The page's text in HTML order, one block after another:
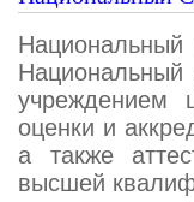
Национальный
учреждением
оценки и
а также
высшей